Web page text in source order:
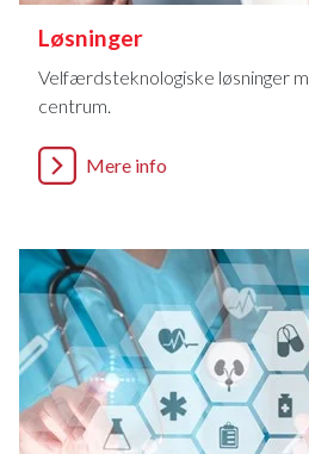
Løsninger
Velfærdsteknologiske løsninger
centrum.
Mere info